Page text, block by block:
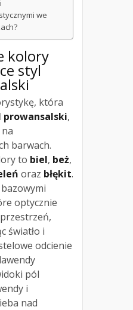
we
kolory
styl
która
prowansalski,
barwach.
to biel, beż,
oraz błękit.
optycznie
światło i
odcienie
pól
i
nad